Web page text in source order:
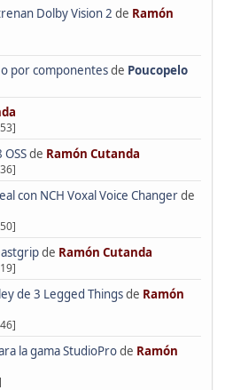
Dolby Vision 2 de Ramón
por componentesde Poucopelo
de Ramón Cutanda
con NCH Voxal Voice Changerde
de Ramón Cutanda
de 3 Legged Thingsde Ramón
la gama StudioProde Ramón